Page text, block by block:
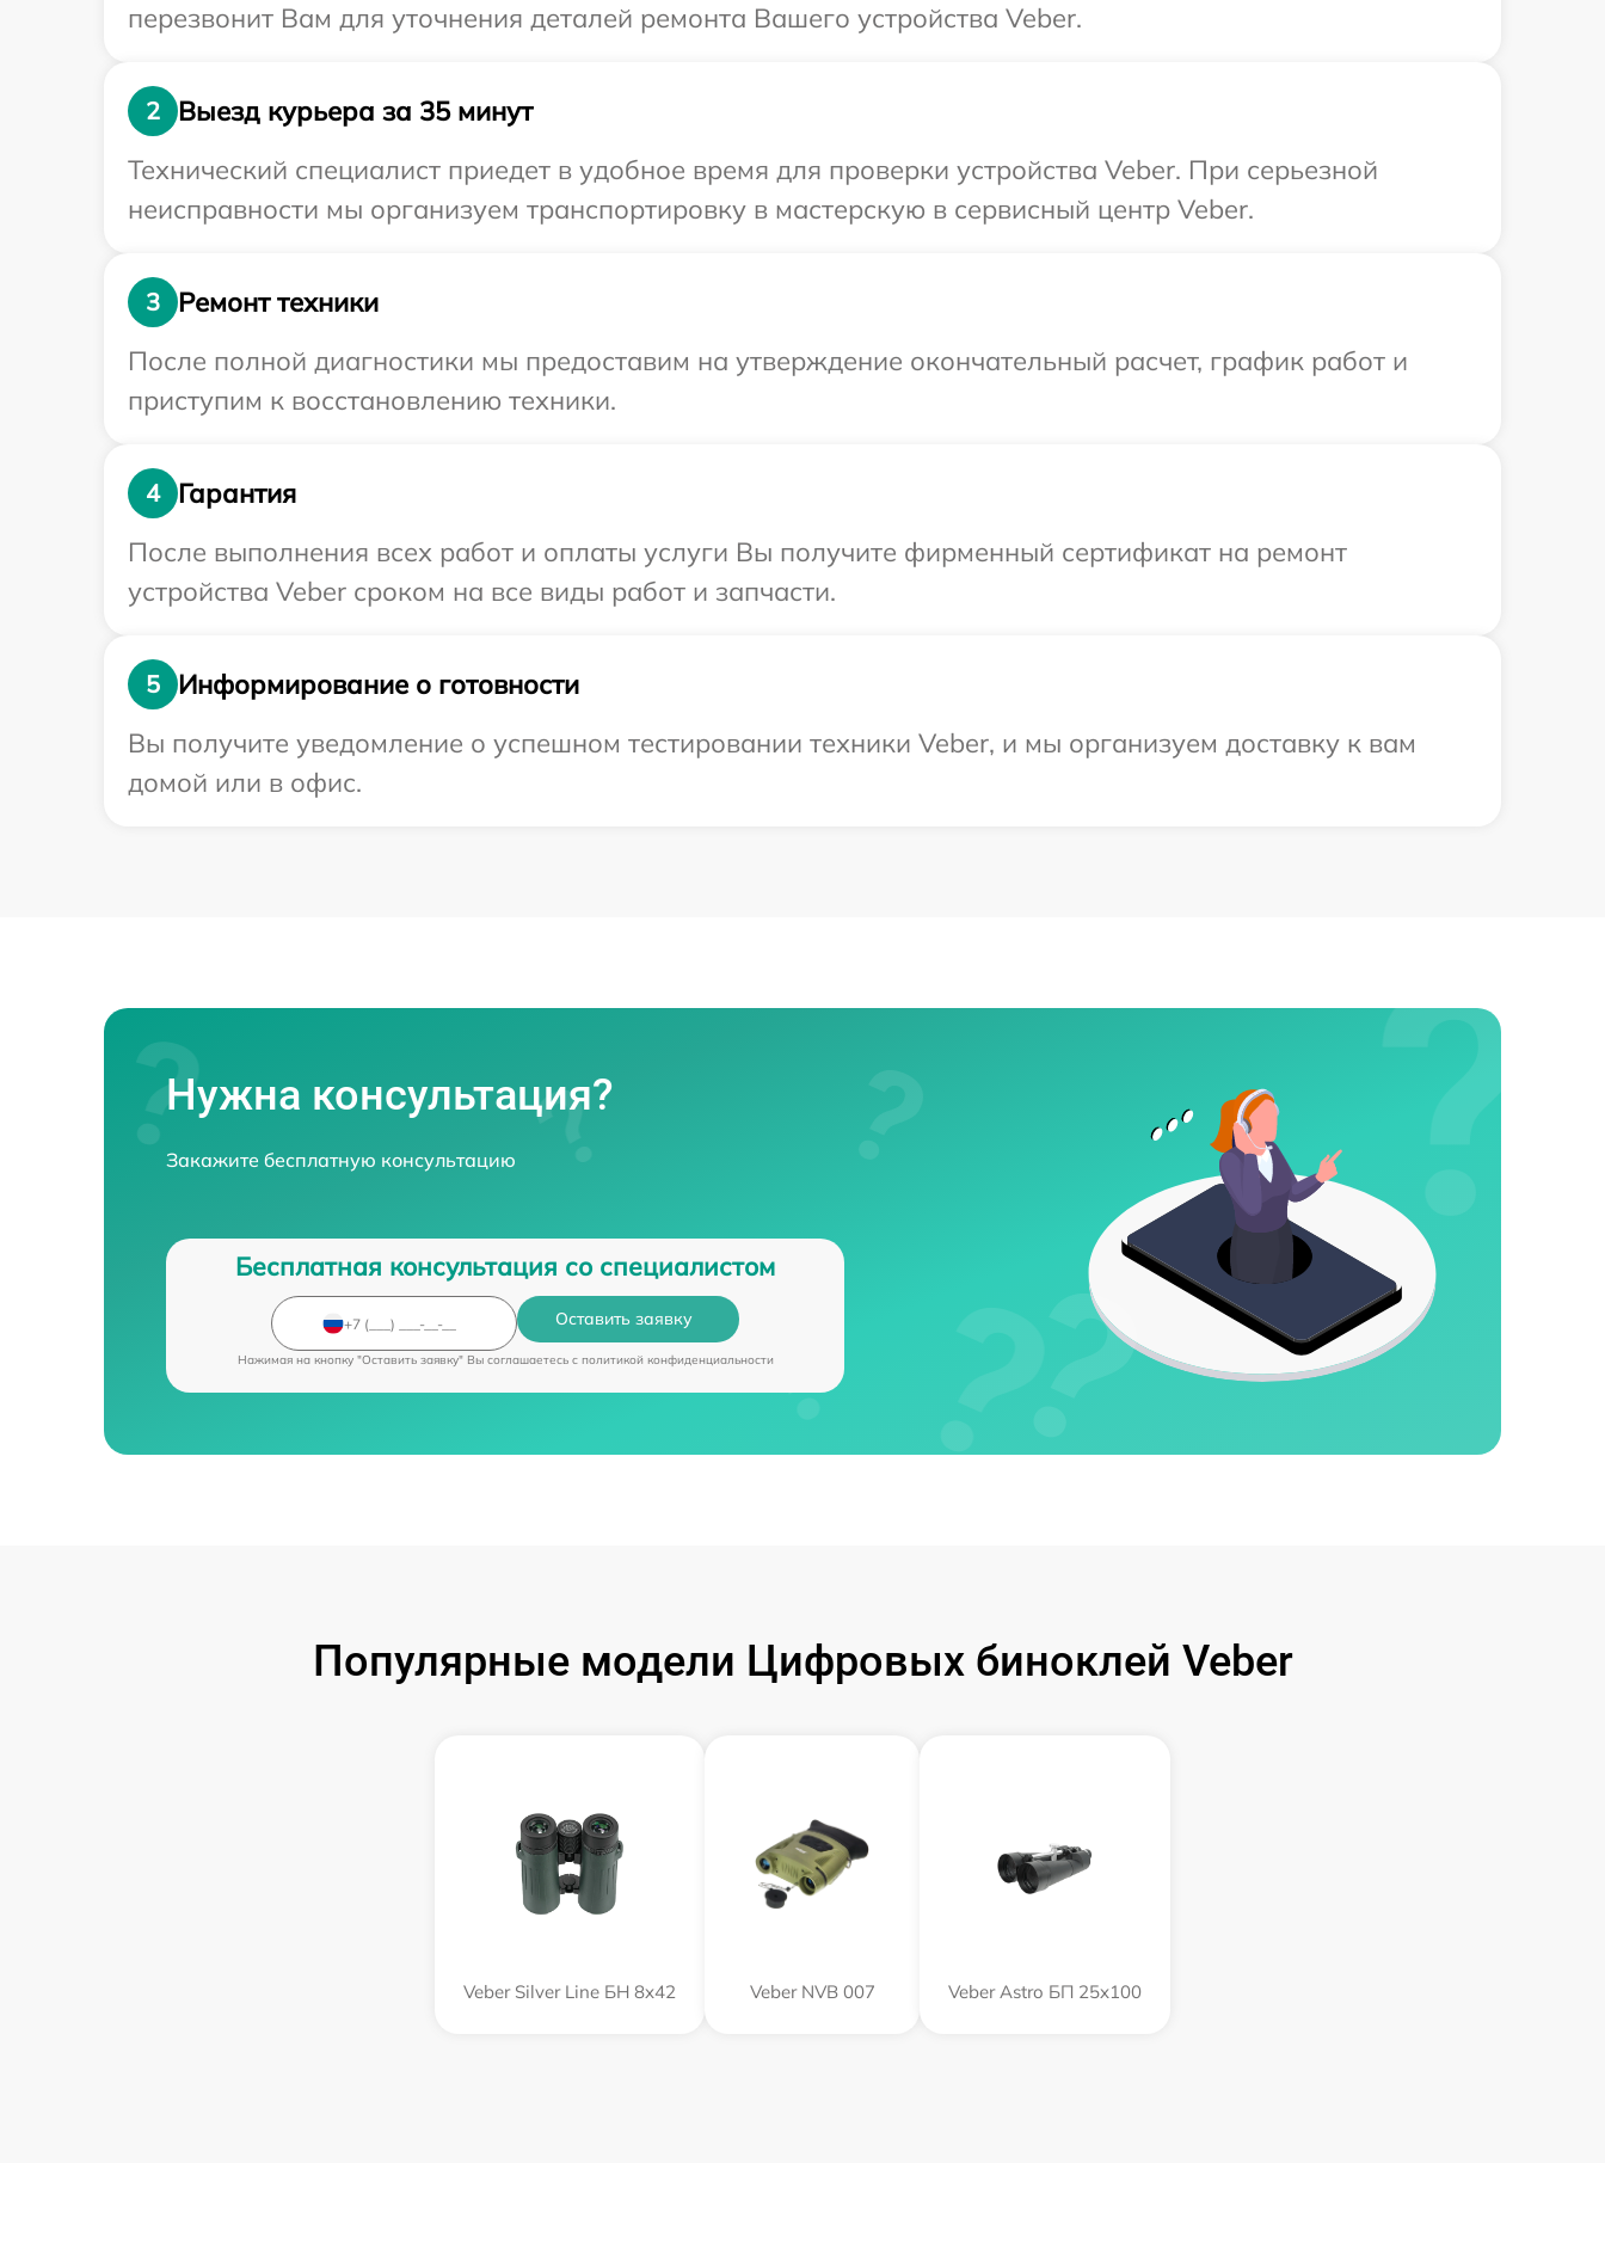
перезвонит Вам для уточнения деталей ремонта Вашего устройства Veber.
2
Выезд курьера за 35 минут
Технический специалист приедет в удобное время для проверки устройства Veber. При серьезной
неисправности мы организуем транспортировку в мастерскую в сервисный центр Veber.
3
Ремонт техники
После полной диагностики мы предоставим на утверждение окончательный расчет, график работ и
приступим к восстановлению техники.
4
Гарантия
После выполнения всех работ и оплаты услуги Вы получите фирменный сертификат на ремонт
устройства Veber сроком на все виды работ и запчасти.
5
Информирование о готовности
Вы получите уведомление о успешном тестировании техники Veber, и мы организуем доставку к вам
домой или в офис.
Нужна консультация?
Закажите бесплатную консультацию
Бесплатная консультация со специалистом
Оставить заявку
Нажимая на кнопку "Оставить заявку" Вы соглашаетесь c политикой конфиденциальности
Популярные модели Цифровых биноклей Veber
Veber Silver Line БН 8x42 Veber NVB 007 Veber Astro БП 25x100